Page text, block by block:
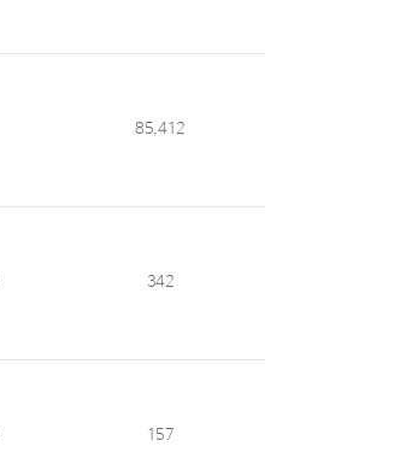
85,412
342
157